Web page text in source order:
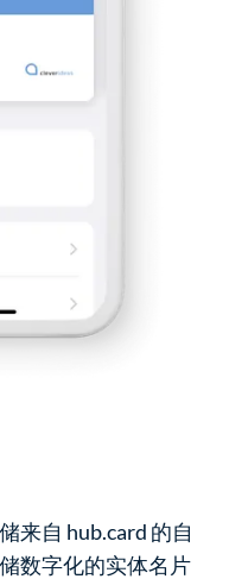
来自 hub.card 的自
数字化的实体名片